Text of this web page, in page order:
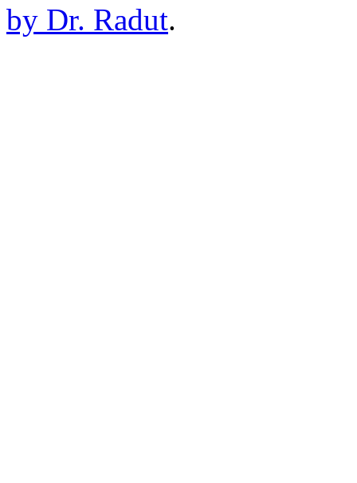
by Dr. Radut.